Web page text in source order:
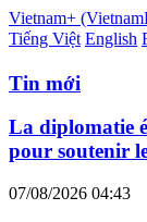
Vietnam+
Tiếng Việt English
Tin mới
La diplomatie
pour soutenir
07/08/2026 04:43